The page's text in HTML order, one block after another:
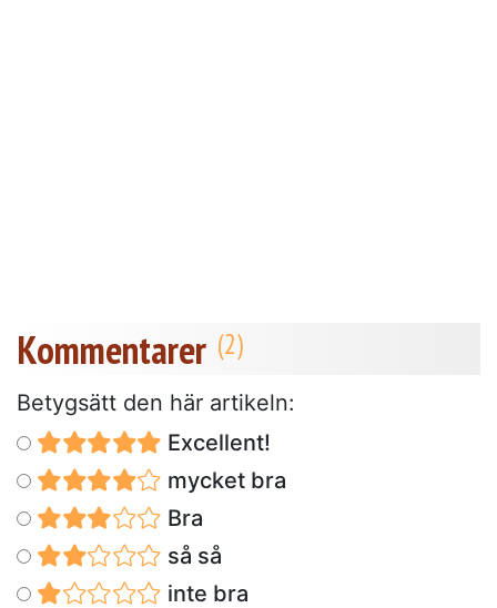
Kommentarer
Betygsätt den här artikeln:
Excellent!
mycket bra
Bra
så så
inte bra